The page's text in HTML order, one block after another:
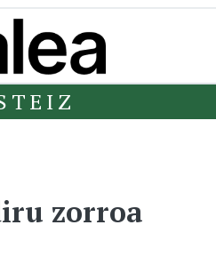
zorroa